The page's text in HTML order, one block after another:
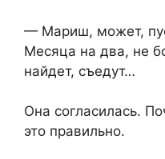
— Мариш, может,
Месяца на два, не
найдет, съедут…
Она согласилась.
это правильно.